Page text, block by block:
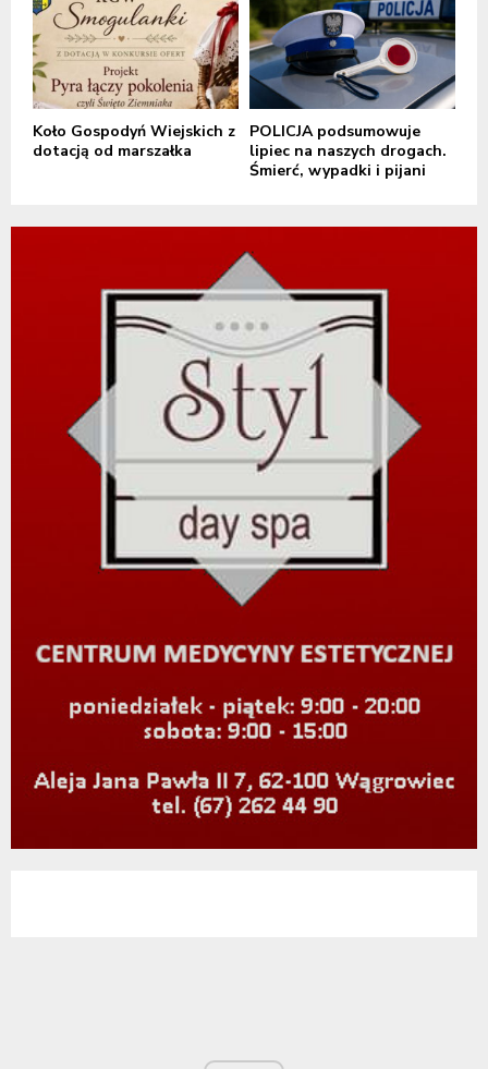
Koło Gospodyń Wiejskich z
dotacją od marszałka
POLICJA podsumowuje
lipiec na naszych drogach.
Śmierć, wypadki i pijani